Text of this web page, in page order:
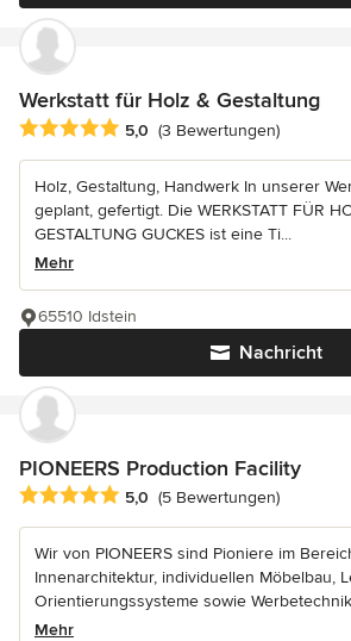
Werkstatt für Holz & Gestaltung
Durchschnittliche Bewertung: 5 von 5
5,0 (3 Bewertungen)
Holz, Gestaltung, Handwerk In unserer
geplant, gefertigt. Die WERKSTATT FÜR
GESTALTUNG GUCKES ist eine Ti...
Mehr
Nachricht
65510 Idstein
PIONEERS Production Facility
Durchschnittliche Bewertung: 5 von 5
5,0 (5 Bewertungen)
Wir von PIONEERS sind Pioniere im
Innenarchitektur, individuellen Möbelbau,
Orientierungssysteme sowie
Mehr